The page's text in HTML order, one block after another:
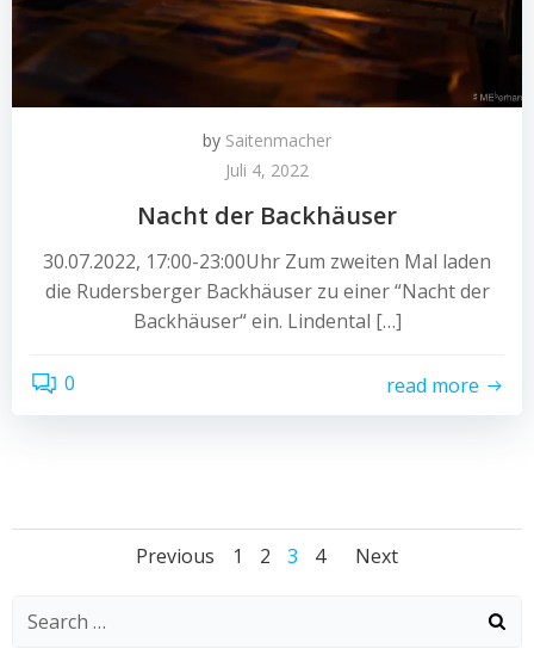
by Saitenmacher
Juli 4, 2022
Nacht der Backhäuser
30.07.2022, 17:00-23:00Uhr Zum zweiten Mal laden
die Rudersberger Backhäuser zu einer “Nacht der
Backhäuser“ ein. Lindental […]
0 read more
Posts
Previous
Posts
Page
1 Page
2 Page
3 Page
4
Posts
Next
Search